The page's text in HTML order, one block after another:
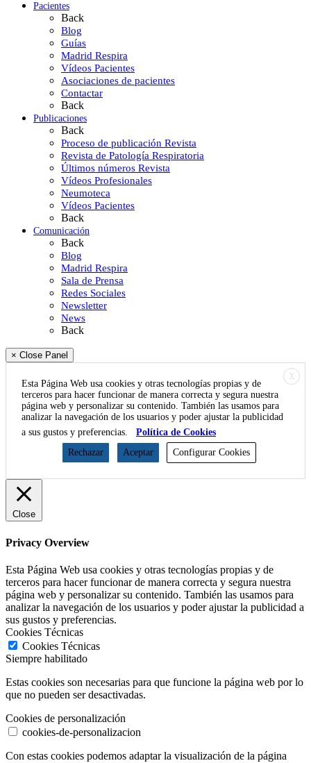
Pacientes
Back
Blog
Guías
Madrid Respira
Vídeos Pacientes
Asociaciones de pacientes
Contactar
Back
Publicaciones
Back
Proceso de publicación Revista
Revista de Patología Respiratoria
Últimos números Revista
Vídeos Profesionales
Neumoteca
Vídeos Pacientes
Back
Comunicación
Back
Blog
Madrid Respira
Sala de Prensa
Redes Sociales
Newsletter
News
Back
× Close Panel
X
Esta Página Web usa cookies y otras tecnologías propias y de
terceros para hacer funcionar de manera correcta y segura nuestra
página web y personalizar su contenido. También las usamos para
analizar la navegación de los usuarios y poder ajustar la publicidad
a sus gustos y preferencias.
Política de Cookies
Rechazar
Aceptar Configurar Cookies
Close
Privacy Overview
Esta Página Web usa cookies y otras tecnologías propias y de
terceros para hacer funcionar de manera correcta y segura nuestra
página web y personalizar su contenido. También las usamos para
analizar la navegación de los usuarios y poder ajustar la publicidad a
sus gustos y preferencias.
Cookies Técnicas
Cookies Técnicas
Siempre habilitado
Estas cookies son necesarias para que funcione la página web por lo
que no pueden ser desactivadas.
Cookies de personalización
cookies-de-personalizacion
Con estas cookies podemos adaptar la visualización de la página